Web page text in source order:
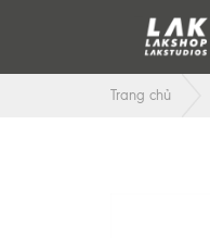
Trang chủ